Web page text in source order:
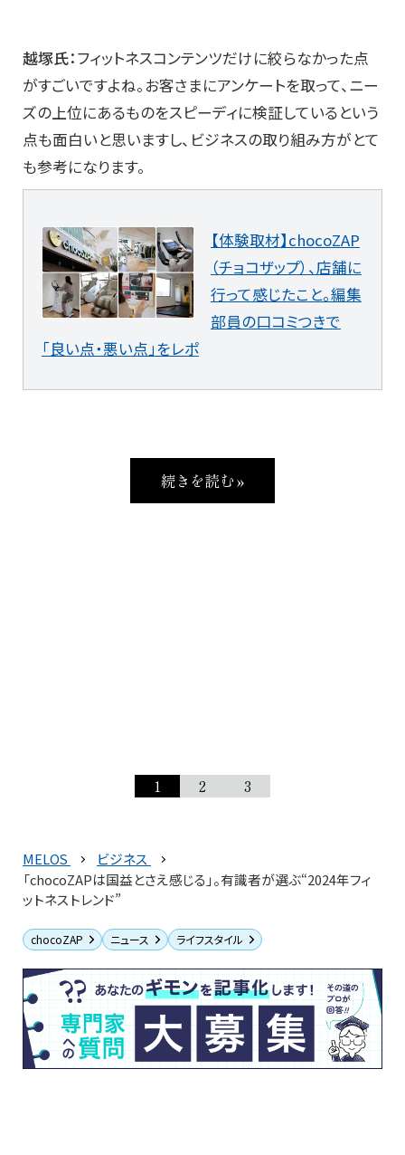
越塚氏：フィットネスコンテンツだけに絞らなかった点
がすごいですよね。お客さまにアンケートを取って、ニー
ズの上位にあるものをスピーディに検証しているという
点も面白いと思いますし、ビジネスの取り組み方がとて
も参考になります。
【体験取材】chocoZAP
（チョコザップ）、店舗に
行って感じたこと。編集
部員の口コミつきで
「良い点・悪い点」をレポ
続きを読む »
1 2 3
MELOS
ビジネス
「chocoZAPは国益とさえ感じる」。有識者が選ぶ“2024年フィ
ットネストレンド”
chocoZAP ニュース ライフスタイル